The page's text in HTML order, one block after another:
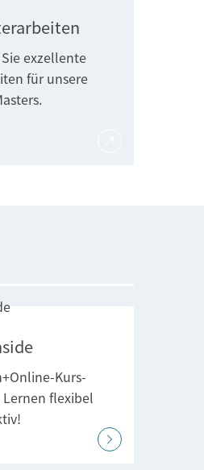
exzellente
für unsere
Kurs-
flexibel